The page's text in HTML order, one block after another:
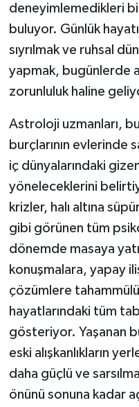
deneyimlemedikleri
buluyor. Günlük
sıyrılmak ve ruhsal
yapmak, bugünlerde
zorunluluk haline
Astroloji uzmanları,
burçlarının evlerinde
iç dünyalarındaki
yöneleceklerini
krizler, halı altına
gibi görünen tüm
dönemde masaya
konuşmalara, yapay
çözümlere
hayatlarındaki tüm
gösteriyor. Yaşanan
eski alışkanlıkların
daha güçlü ve
önünü sonuna kadar